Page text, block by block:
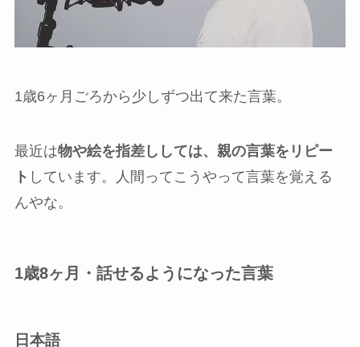
1歳6ヶ月ごろから少しずつ出て来た言葉。
最近は物や絵を指差ししては、親の言葉をリピー
ト しています。人間ってこうやって言葉を覚える
んやな。
1歳8ヶ月・話せるようになった言葉
日本語